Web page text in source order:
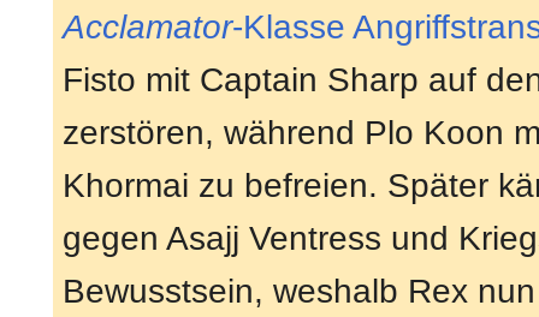
Acclamator-Klasse
Fisto mit Captain Sharp auf
zerstören, während Plo Koon
Khormai zu befreien. Später
gegen Asajj Ventress und
Bewusstsein, weshalb Rex